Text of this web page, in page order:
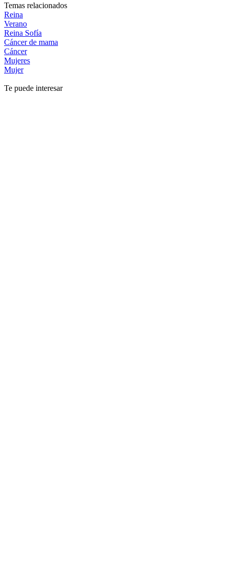
Temas relacionados
Reina
Verano
Reina Sofía
Cáncer de mama
Cáncer
Mujeres
Mujer
Te puede interesar